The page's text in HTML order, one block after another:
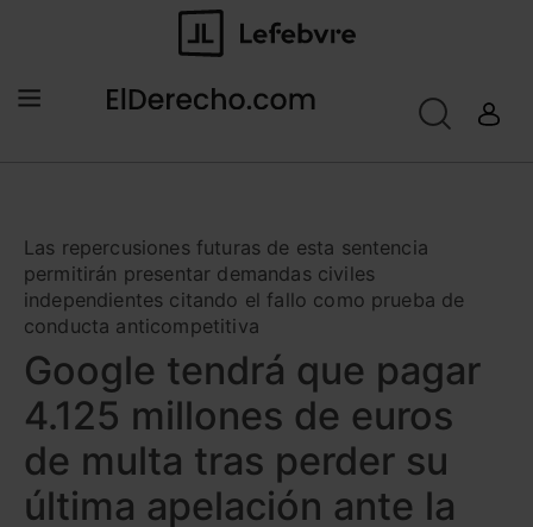
Las repercusiones futuras de esta sentencia
permitirán presentar demandas civiles
independientes citando el fallo como prueba de
conducta anticompetitiva
Google tendrá que pagar
4.125 millones de euros
de multa tras perder su
última apelación ante la